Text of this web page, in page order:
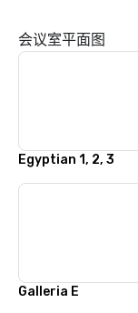
会议室平面图
Egyptian 1, 2, 3
Galleria E